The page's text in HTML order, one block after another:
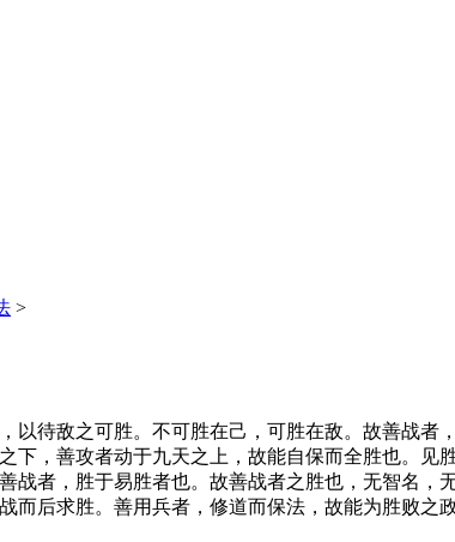
>
待敌之可胜。不可胜在己，可胜在敌。故善战者
下，善攻者动于九天之上，故能自保而全胜也。
战者，胜于易胜者也。故善战者之胜也，无智名
而后求胜。善用兵者，修道而保法，故能为胜败之